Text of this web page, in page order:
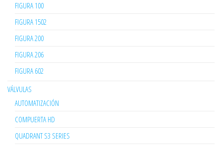
FIGURA 100
FIGURA 1502
FIGURA 200
FIGURA 206
FIGURA 602
VÁLVULAS
AUTOMATIZACIÓN
COMPUERTA HD
QUADRANT S3 SERIES